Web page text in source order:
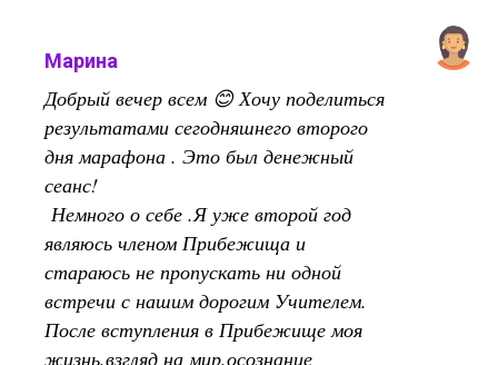
Марина
Добрый вечер всем 😊 Хочу поделиться
результатами сегодняшнего второго
дня марафона . Это был денежный
сеанс!
Немного о себе .Я уже второй год
являюсь членом Прибежища и
стараюсь не пропускать ни одной
встречи с нашим дорогим Учителем.
После вступления в Прибежище моя
жизнь,взгляд на мир,осознание